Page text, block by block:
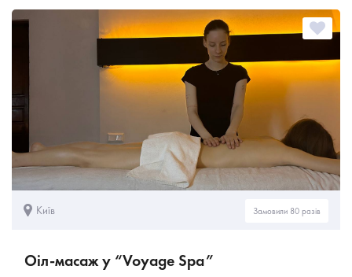
Київ Замовили 80 разів
Оіл-масаж у “Voyage Spa”